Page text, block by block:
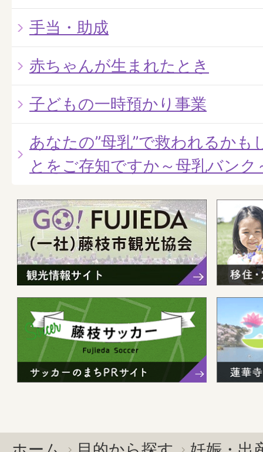
手当・助成
赤ちゃんが生まれたとき
子どもの一時預かり事業
あなたの”母乳”で救われるか
とをご存知ですか～母乳バンク